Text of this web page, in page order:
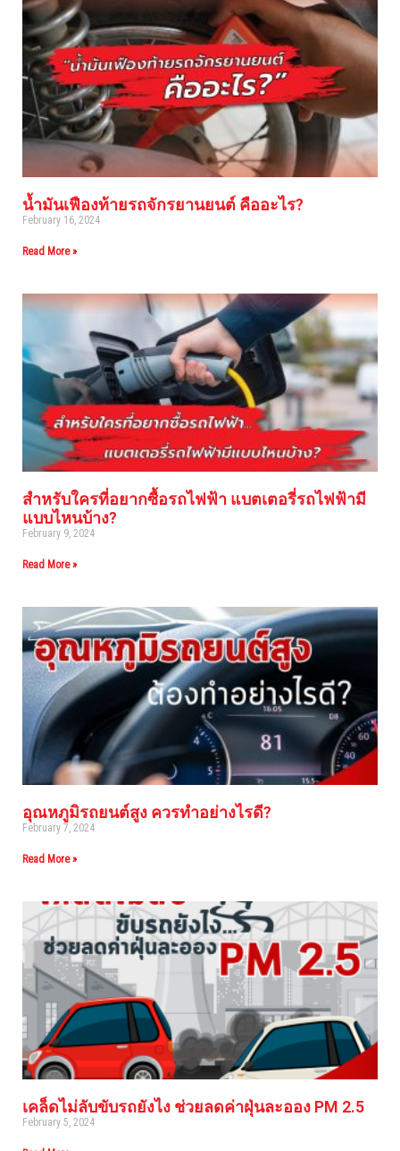
น้ำมันเฟืองท้ายรถจักรยานยนต์ คืออะไร?
February 16, 2024
Read More »
สำหรับใครที่อยากซื้อรถไฟฟ้า แบตเตอรี่รถไฟฟ้ามี
แบบไหนบ้าง?
February 9, 2024
Read More »
อุณหภูมิรถยนต์สูง ควรทำอย่างไรดี?
February 7, 2024
Read More »
เคล็ดไม่ลับขับรถยังไง ช่วยลดค่าฝุ่นละออง PM 2.5
February 5, 2024